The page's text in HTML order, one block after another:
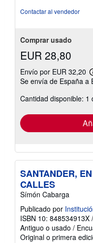
Contactar al vendedor
Comprar usado
EUR 28,80
Envío por EUR 32,20
Se envía de España a
Cantidad disponible: 1
SANTANDER,
CALLES
Símón Cabarga
Publicado por
ISBN 10: 848534913X /
Antiguo o usado /
Original o primera